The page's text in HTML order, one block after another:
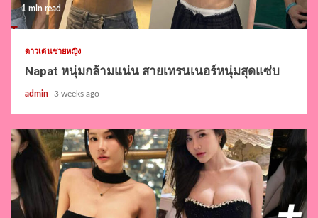
1 min read
ดาวเด่นชายหญิง
Napat หนุ่มกล้ามแน่น สายเทรนเนอร์หนุ่มสุดแซ่บ
admin 3 weeks ago